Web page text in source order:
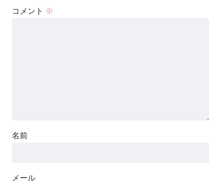
コメント ※
名前
メール